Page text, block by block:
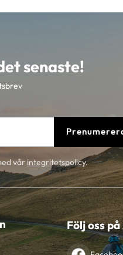
senaste!
vårintegritetspolicy.
Följ oss